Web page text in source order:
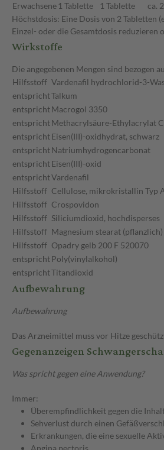
Erwachsene 1 Tablette 1 Tablette
ca.
Höchstdosis: Eine Dosis von 2
Einzel- oder die Gesamtdosis reduzieren
Wirkstoffe
Die angegebenen Mengen sind bezogen
Hilfsstoff Vardenafil hydrochlorid-3-
entsprichtTalkum
entsprichtMacrogol 3350
entsprichtMethacrylsäure-Ethylacrylat
entsprichtEisen(III)-oxidhydrat, schwarz
entsprichtNatriumhydrogencarbonat
entsprichtEisen(III)-oxid
entsprichtVardenafil
Hilfsstoff Cellulose, mikrokristallin Typ
Hilfsstoff Crospovidon
Hilfsstoff Siliciumdioxid, hochdisperses
Hilfsstoff Magnesium stearat (pflanzlich)
Hilfsstoff Opadry gelb 200 F 520070
entsprichtPoly(vinylalkohol)
entsprichtTitandioxid
Aufbewahrung
Aufbewahrung
Das Arzneimittel muss vor Hitze
Gegenanzeigen
Was spricht gegen eine Anwendung?
Immer:
Überempfindlichkeit gegen die
Sehverlust durch einen
Erkrankungen, die eine sexuelle
Angina pectoris